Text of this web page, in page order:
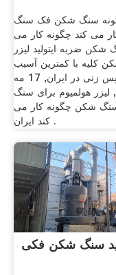
سنگ شکن فک سنگ
می کند چگونه کار می
شکن ضربه ایتولید لیزر
کلیه با کمترین آسیب
و پس زنی در ایران, 17 مه
2015, لیزر هولمیوم برای سنگ
شکن چگونه کار می
کند ایران .
سنگ شکن فکی